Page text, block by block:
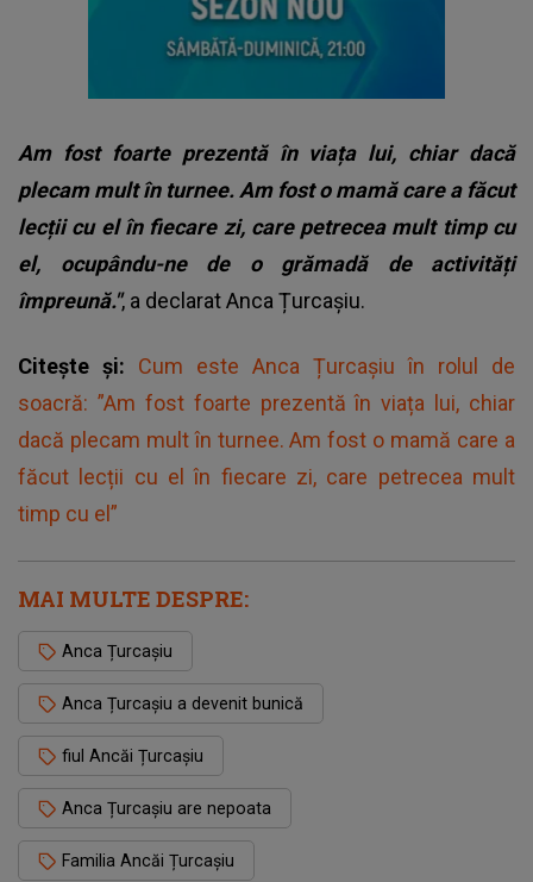
Am fost foarte prezentă în viața lui, chiar dacă
plecam mult în turnee. Am fost o mamă care a făcut
lecții cu el în fiecare zi, care petrecea mult timp cu
el, ocupându-ne de o grămadă de activități
împreună.", a declarat Anca Țurcașiu.
Citește și: Cum este Anca Țurcașiu în rolul de
soacră: ”Am fost foarte prezentă în viața lui, chiar
dacă plecam mult în turnee. Am fost o mamă care a
făcut lecții cu el în fiecare zi, care petrecea mult
timp cu el”
MAI MULTE DESPRE:
Anca Țurcașiu
Anca Țurcașiu a devenit bunică
fiul Ancăi Țurcașiu
Anca Țurcașiu are nepoata
Familia Ancăi Țurcașiu